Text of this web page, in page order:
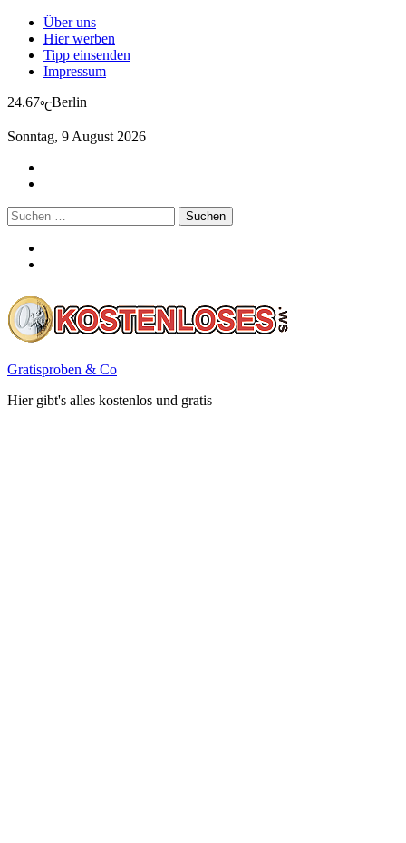
Über uns
Hier werben
Tipp einsenden
Impressum
24.67℃Berlin
Sonntag, 9 August 2026
Suchen
nach:
Gratisproben & Co
Hier gibt's alles kostenlos und gratis